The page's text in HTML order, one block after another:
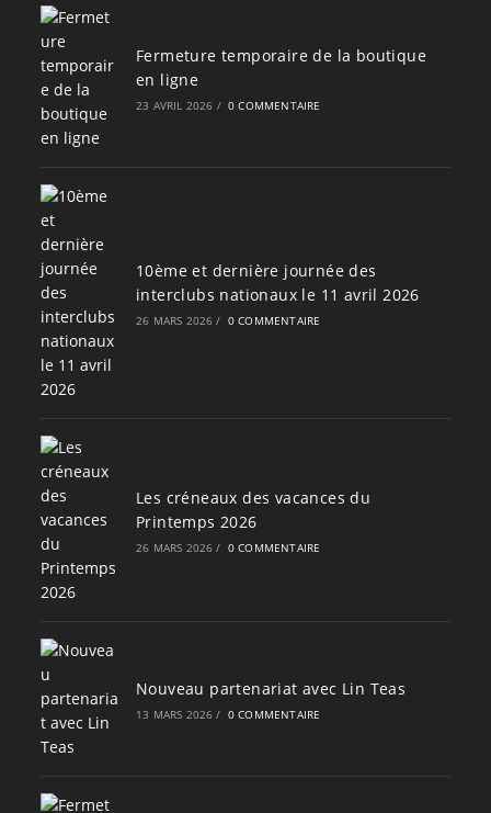
Fermeture temporaire de la boutique
en ligne
23 AVRIL 2026 / 0 COMMENTAIRE
10ème et dernière journée des
interclubs nationaux le 11 avril 2026
26 MARS 2026 / 0 COMMENTAIRE
Les créneaux des vacances du
Printemps 2026
26 MARS 2026 / 0 COMMENTAIRE
Nouveau partenariat avec Lin Teas
13 MARS 2026 / 0 COMMENTAIRE